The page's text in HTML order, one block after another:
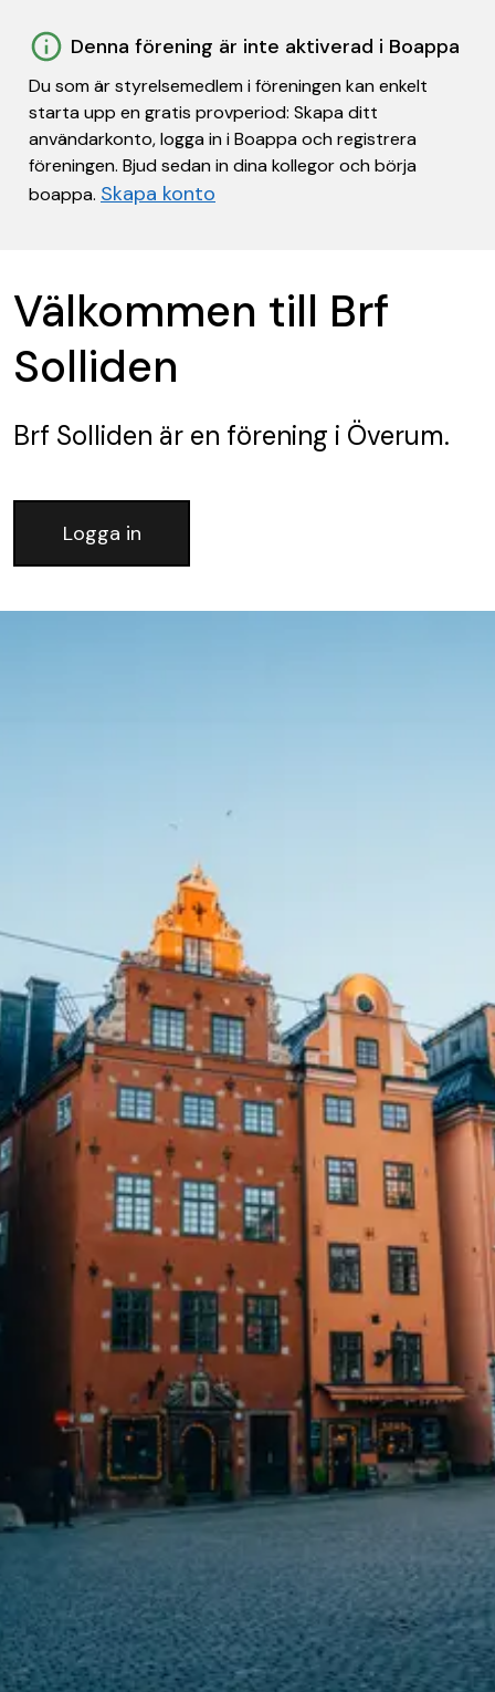
Denna förening är inte aktiverad i Boappa
Du som är styrelsemedlem i föreningen kan enkelt
starta upp en gratis provperiod: Skapa ditt
användarkonto, logga in i Boappa och registrera
föreningen. Bjud sedan in dina kollegor och börja
boappa. Skapa konto
Välkommen till Brf
Solliden
Brf Solliden är en förening i Överum.
Logga in